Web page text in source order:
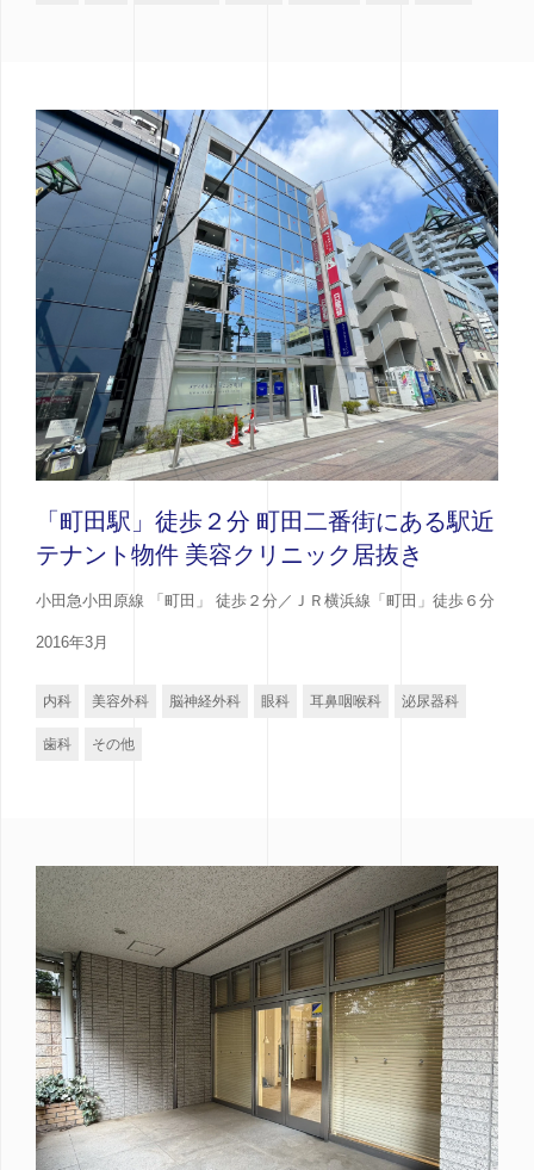
「町田駅」徒歩２分 町田二番街にある駅近
テナント物件 美容クリニック居抜き
小田急小田原線 「町田」 徒歩２分／ＪＲ横浜線「町田」徒歩６分
2016年3月
内科 美容外科 脳神経外科 眼科 耳鼻咽喉科 泌尿器科
歯科 その他